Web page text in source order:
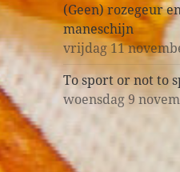
(Geen) rozegeur
maneschijn
vrijdag 11
To sport or not to
woensdag 9